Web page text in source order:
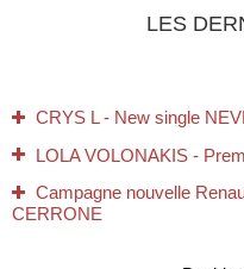
LES
CRYS L - New single
LOLA VOLONAKIS -
Campagne nouvelle
CERRONE